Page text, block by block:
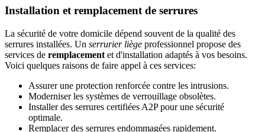
Installation et remplacement de serrures
La sécurité de votre domicile dépend souvent de la qualité des
serrures installées. Un serrurier liège professionnel propose des
services de remplacement et d'installation adaptés à vos besoins.
Voici quelques raisons de faire appel à ces services:
Assurer une protection renforcée contre les intrusions.
Moderniser les systèmes de verrouillage obsolètes.
Installer des serrures certifiées A2P pour une sécurité
optimale.
Remplacer des serrures endommagées rapidement.